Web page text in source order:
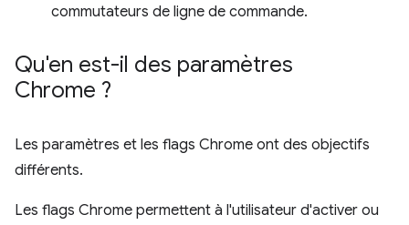
commutateurs de ligne de commande.
Qu'en est-il des paramètres
Chrome ?
Les paramètres et les flags Chrome ont des objectifs
différents.
Les flags Chrome permettent à l'utilisateur d'activer ou